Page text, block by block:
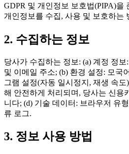
GDPR 및 개인정보 보호법(PIPA)을
개인정보를 수집, 사용 및 보호하는
2. 수집하는 정보
당사가 수집하는 정보: (a) 계정 정
및 이메일 주소; (b) 환경 설정: 모국
그램 설정(자동 일시정지, 재생 속도
해 안전하게 처리되며, 당사는 신용
니다; (d) 기술 데이터: 브라우저 유
류 로그.
3. 정보 사용 방법